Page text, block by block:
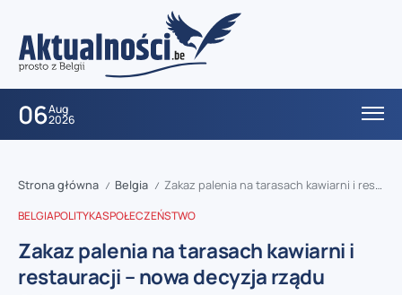
06Aug
2026
Strona główna / Belgia / Zakaz palenia na tarasach kawiarni i restauracji – nowa decyzja rządu Arizona
BELGIAPOLITYKASPOŁECZEŃSTWO
Zakaz palenia na tarasach kawiarni i
restauracji – nowa decyzja rządu